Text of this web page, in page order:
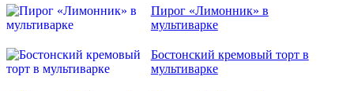
Пирог «Лимонник» в
мультиварке
Бостонский кремовый торт в
мультиварке